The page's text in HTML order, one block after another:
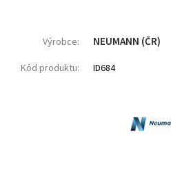
Výrobce: NEUMANN (ČR)
Kód produktu: ID684